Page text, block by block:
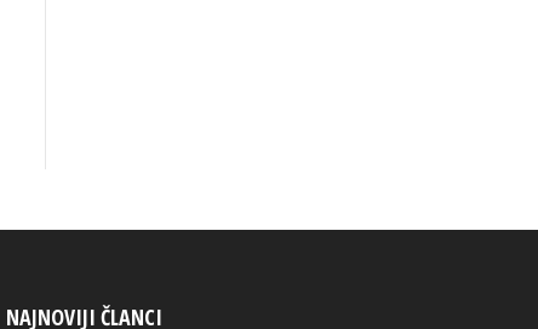
NAJNOVIJI ČLANCI